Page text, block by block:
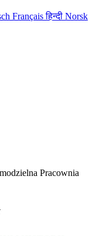
Françaisहिन्दी Norsk
Pracownia